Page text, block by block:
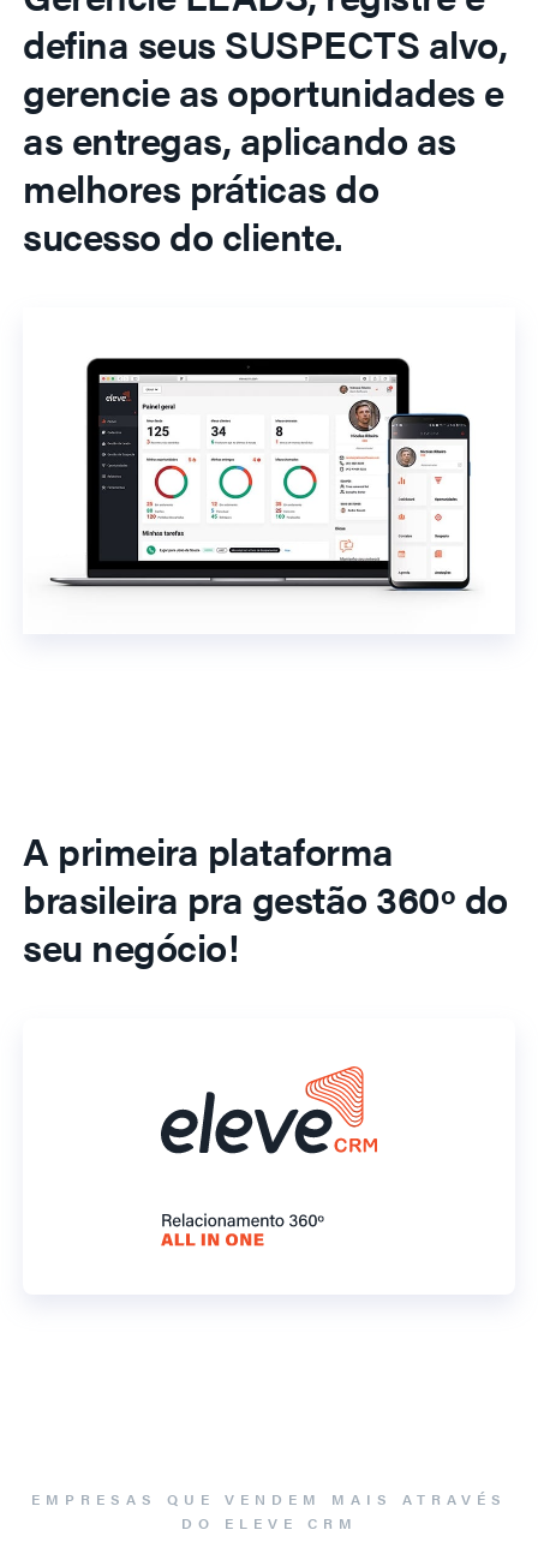
defina seus SUSPECTS alvo,
gerencie as oportunidades e
as entregas, aplicando as
melhores práticas do
sucesso do cliente.
A primeira plataforma
brasileira pra gestão 360º do
seu negócio!
EMPRESAS QUE VENDEM MAIS ATRAVÉS
DO ELEVE CRM